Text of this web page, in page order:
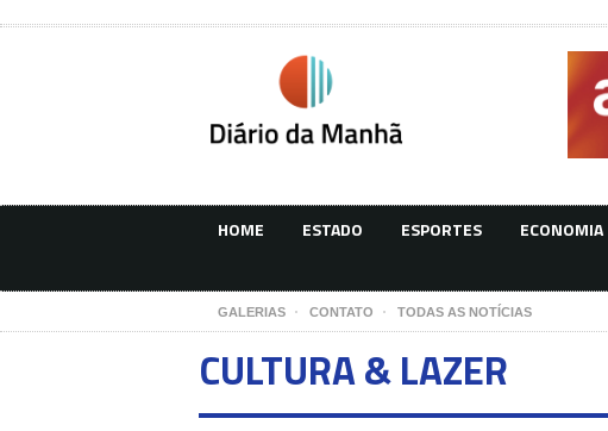
HOME ESTADO ESPORTES ECONOMIA
GALERIAS CONTATO TODAS AS NOTÍCIAS
CULTURA & LAZER